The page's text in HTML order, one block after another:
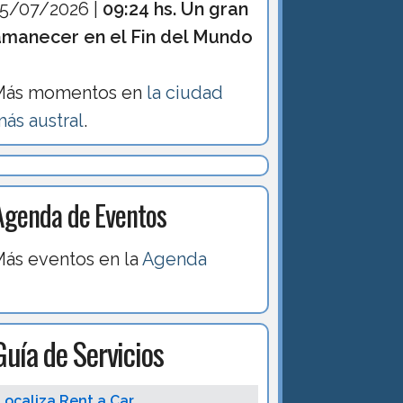
07/2026 | 09:24 hs. Un gran
en el Fin del Mundo
momentos en la ciudad
austral.
de Eventos
eventos en laAgenda
de Servicios